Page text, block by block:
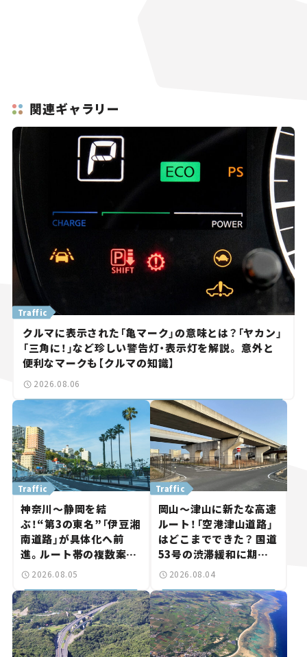
関連ギャラリー
Traffic
クルマに表示された「亀マーク」の意味とは？「ヤカン」
「三角に！」など珍しい警告灯・表示灯を解説。 意外と
便利なマークも【クルマの知識】
2026.08.06
Traffic
神奈川～静岡を結
ぶ！“第3の東名”「伊豆湘
南道路」が具体化へ前
進。ルート帯の複数案検
討へ。熱海まで信号ゼロ
が実現？ 【いま気になる
道路計画】
2026.08.05
Traffic
岡山～津山に新たな高速
ルート！「空港津山道路」
はどこまでできた？ 国道
53号の渋滞緩和に期待。
岡山市側でも動きが【い
ま気になる道路計画】
2026.08.04